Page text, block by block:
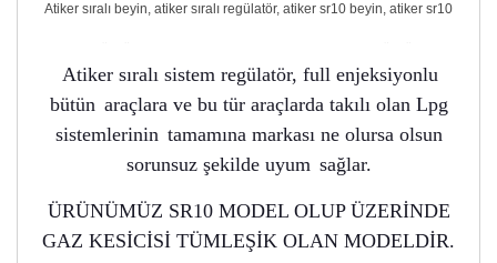
Atiker sıralı beyin, atiker sıralı regülatör, atiker sr10 beyin, atiker sr10
Atiker sıralı sistem regülatör, full enjeksiyonlu
bütün araçlara ve bu tür araçlarda takılı olan Lpg
sistemlerinin tamamına markası ne olursa olsun
sorunsuz şekilde uyum sağlar.
ÜRÜNÜMÜZ SR10 MODEL OLUP ÜZERİNDE
GAZ KESİCİSİ TÜMLEŞİK OLAN MODELDİR.